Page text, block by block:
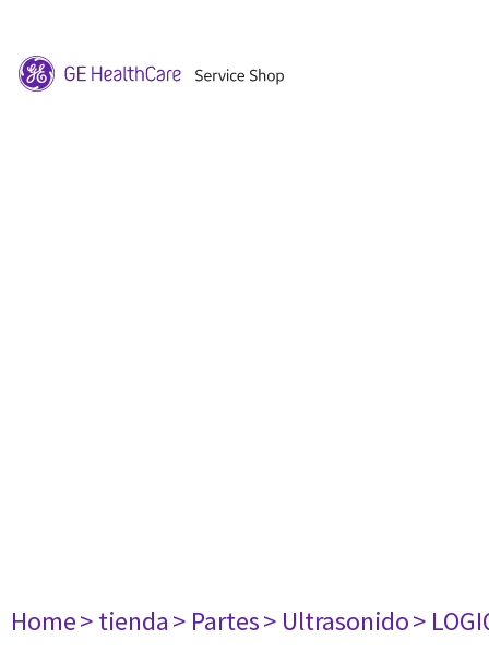
Home> tienda> Partes> Ultrasonido>